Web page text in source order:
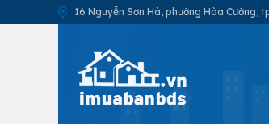
16 Nguyễn Sơn Hà, phường Hòa Cường,